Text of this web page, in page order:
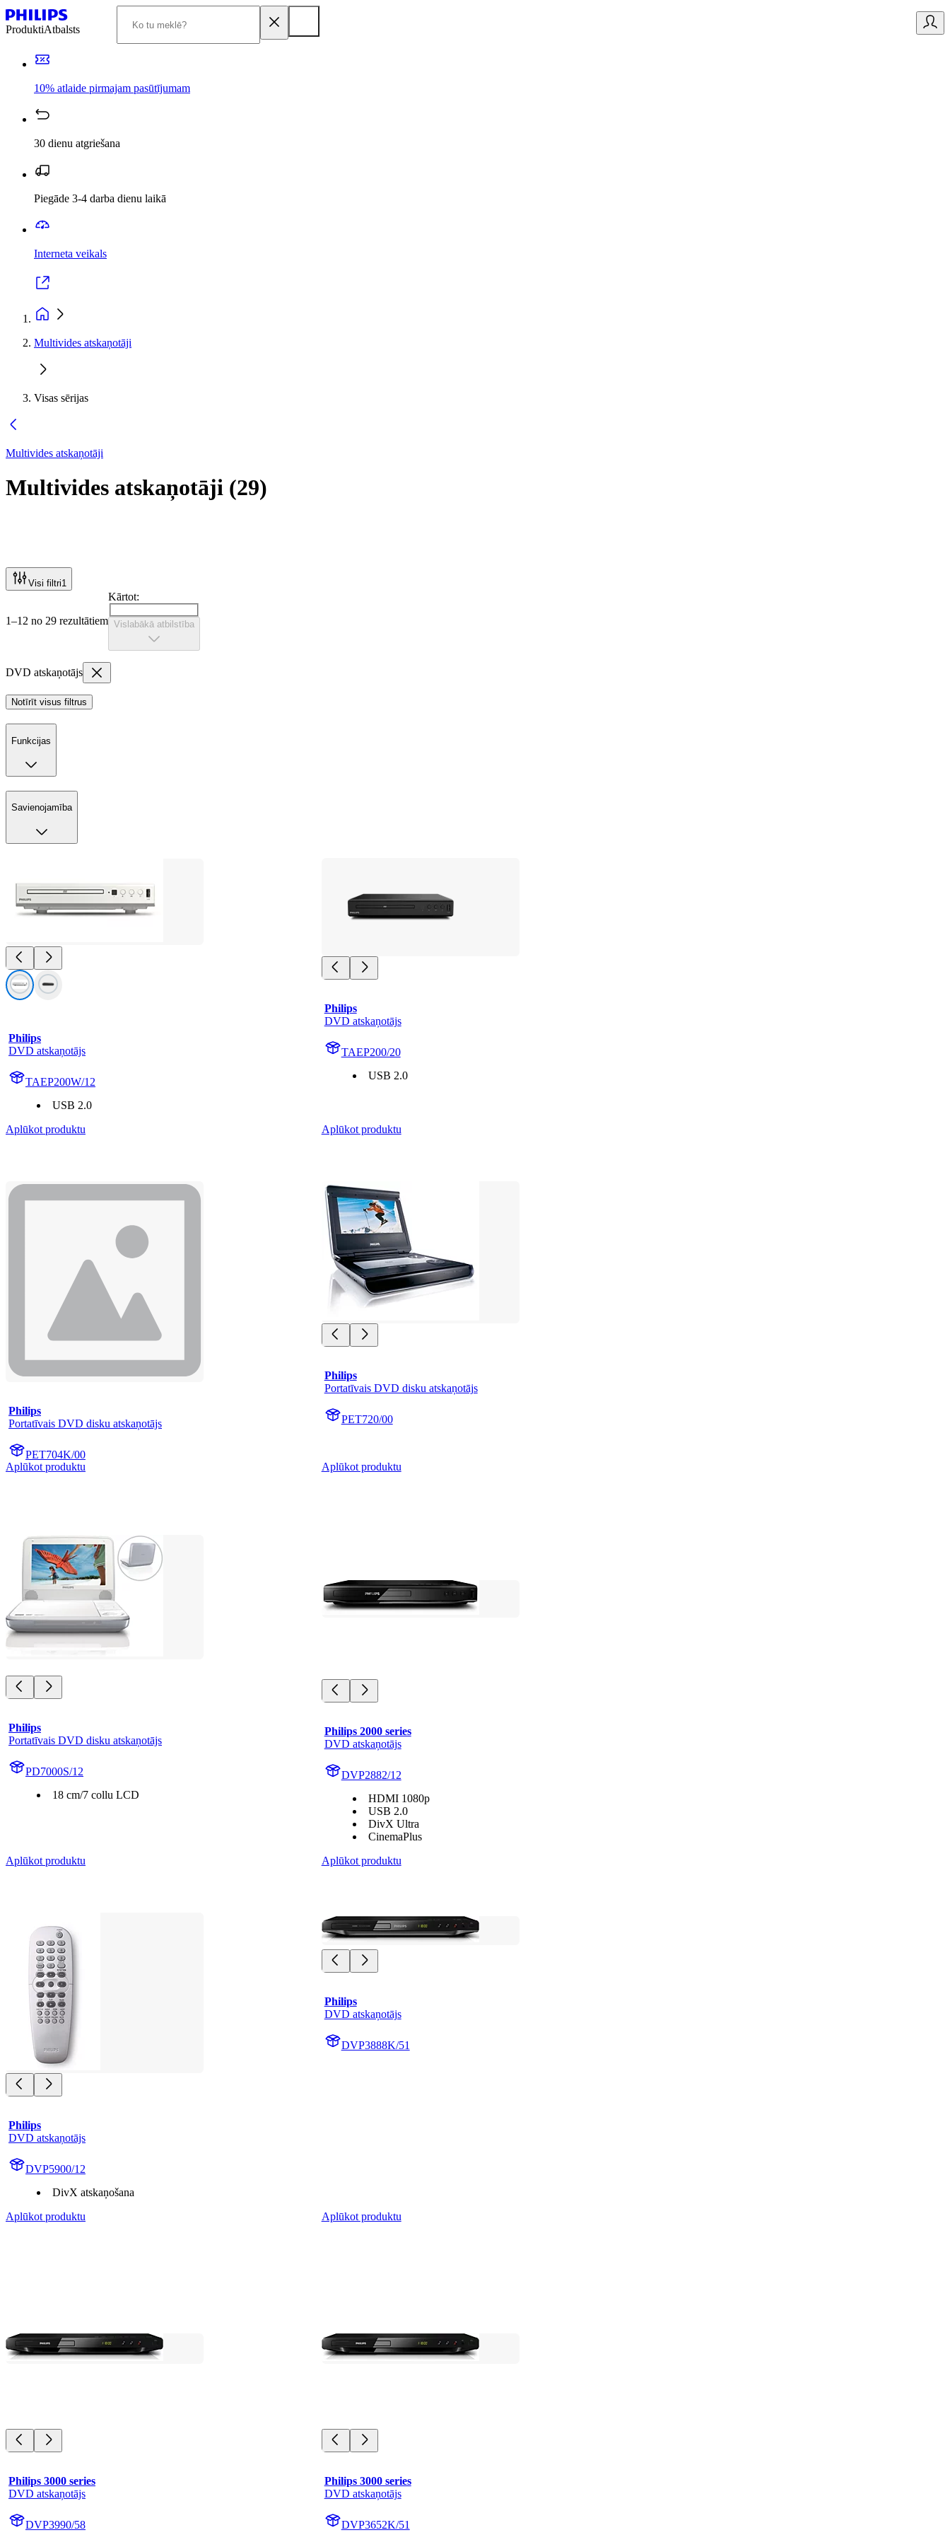
ProduktiAtbalsts
10% atlaide pirmajam pasūtījumam
30 dienu atgriešana
Piegāde 3-4 darba dienu laikā
Interneta veikals
Multivides atskaņotāji
Visas sērijas
Multivides atskaņotāji
Multivides atskaņotāji (29)
Visi filtri1
1–12 no 29 rezultātiem
Kārtot:
Vislabākā atbilstība
DVD atskaņotājs
Notīrīt visus filtrus
Funkcijas
Savienojamība
Philips
DVD atskaņotājs
TAEP200W/12
USB 2.0
Aplūkot produktu
Philips
DVD atskaņotājs
TAEP200/20
USB 2.0
Aplūkot produktu
Philips
Portatīvais DVD disku atskaņotājs
PET704K/00
Aplūkot produktu
Philips
Portatīvais DVD disku atskaņotājs
PET720/00
Aplūkot produktu
Philips
Portatīvais DVD disku atskaņotājs
PD7000S/12
18 cm/7 collu LCD
Aplūkot produktu
Philips 2000 series
DVD atskaņotājs
DVP2882/12
HDMI 1080p
USB 2.0
DivX Ultra
CinemaPlus
Aplūkot produktu
Philips
DVD atskaņotājs
DVP5900/12
DivX atskaņošana
Aplūkot produktu
Philips
DVD atskaņotājs
DVP3888K/51
Aplūkot produktu
Philips 3000 series
DVD atskaņotājs
DVP3990/58
Philips 3000 series
DVD atskaņotājs
DVP3652K/51